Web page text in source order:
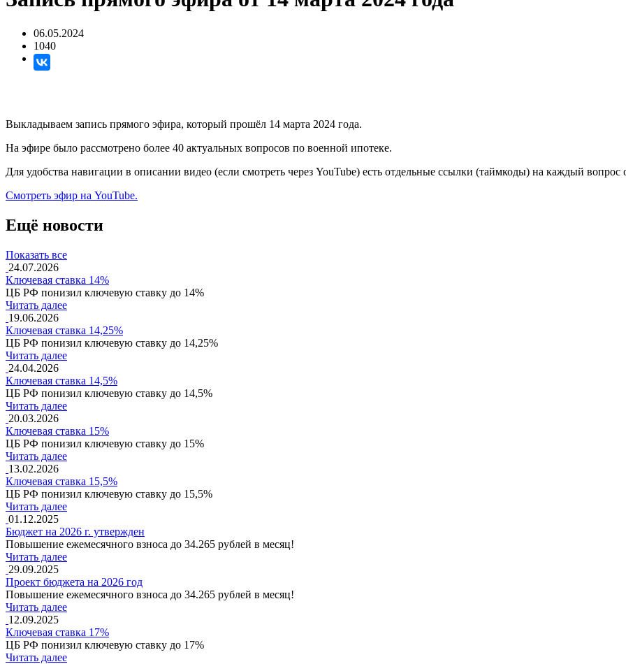
06.05.2024
1040
Выкладываем запись прямого эфира, который прошёл 14 марта 2024 года.
На эфире было рассмотрено более 40 актуальных вопросов по военной ипотеке.
Для удобства навигации в описании видео (если смотреть через YouTube) есть отдельные ссылки (таймкоды) на каждый вопрос
Смотреть эфир на YouTube.
Ещё новости
Показать все
24.07.2026
Ключевая ставка 14%
ЦБ РФ понизил ключевую ставку до 14%
Читать далее
19.06.2026
Ключевая ставка 14,25%
ЦБ РФ понизил ключевую ставку до 14,25%
Читать далее
24.04.2026
Ключевая ставка 14,5%
ЦБ РФ понизил ключевую ставку до 14,5%
Читать далее
20.03.2026
Ключевая ставка 15%
ЦБ РФ понизил ключевую ставку до 15%
Читать далее
13.02.2026
Ключевая ставка 15,5%
ЦБ РФ понизил ключевую ставку до 15,5%
Читать далее
01.12.2025
Бюджет на 2026 г. утвержден
Повышение ежемесячного взноса до 34.265 рублей в месяц!
Читать далее
29.09.2025
Проект бюджета на 2026 год
Повышение ежемесячного взноса до 34.265 рублей в месяц!
Читать далее
12.09.2025
Ключевая ставка 17%
ЦБ РФ понизил ключевую ставку до 17%
Читать далее